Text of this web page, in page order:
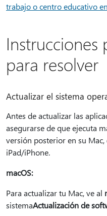
trabajo o centro educativo
Instrucciones
para resolver
Actualizar el sistema
Antes de actualizar las
asegurarse de que ejecuta
versión posterior en su
iPad/iPhone.
macOS:
Para actualizar tu Mac, ve al
sistemaActualización de